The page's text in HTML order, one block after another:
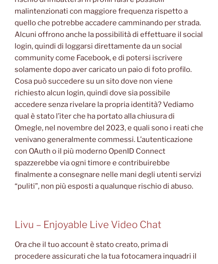
malintenzionati con maggiore frequenza rispetto a
quello che potrebbe accadere camminando per strada.
Alcuni offrono anche la possibilità di effettuare il social
login, quindi di loggarsi direttamente da un social
community come Facebook, e di potersi iscrivere
solamente dopo aver caricato un paio di foto profilo.
Cosa può succedere su un sito dove non viene
richiesto alcun login, quindi dove sia possibile
accedere senza rivelare la propria identità? Vediamo
qual è stato l’iter che ha portato alla chiusura di
Omegle, nel novembre del 2023, e quali sono i reati che
venivano generalmente commessi. L’autenticazione
con OAuth o il più moderno OpenID Connect
spazzerebbe via ogni timore e contribuirebbe
finalmente a consegnare nelle mani degli utenti servizi
“puliti”, non più esposti a qualunque rischio di abuso.
Livu – Enjoyable Live Video Chat
Ora che il tuo account è stato creato, prima di
procedere assicurati che la tua fotocamera inquadri il